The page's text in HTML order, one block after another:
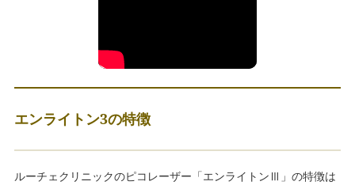
エンライトン3の特徴
ルーチェクリニックのピコレーザー「エンライトンⅢ」の特徴は